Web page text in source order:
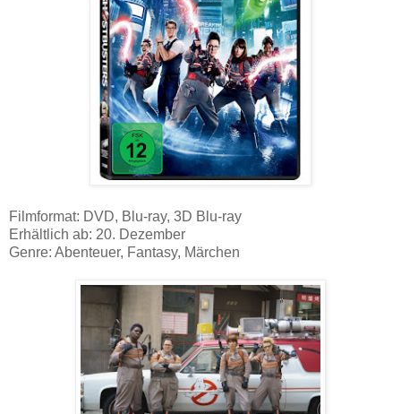
Filmformat: DVD, Blu-ray, 3D Blu-ray
Erhältlich ab: 20. Dezember
Genre: Abenteuer, Fantasy, Märchen